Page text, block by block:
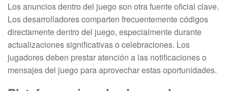
Los anuncios dentro del juego son otra fuente oficial clave.
Los desarrolladores comparten frecuentemente códigos
directamente dentro del juego, especialmente durante
actualizaciones significativas o celebraciones. Los
jugadores deben prestar atención a las notificaciones o
mensajes del juego para aprovechar estas oportunidades.